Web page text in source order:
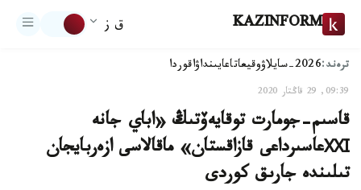
KAZINFORM ق ز
ترەند:2026-سايلاۋ وقيعاتاعايىنداۋاقوردا
09:39, 29 قاڭتار 2020
قاسىم-جومارت توقايەۆتىڭ «اباي جانە
ХХІعاسىرداعى قازاقستان» ماقالاسى ازەربايجان
تىلىندە جارىق كوردى